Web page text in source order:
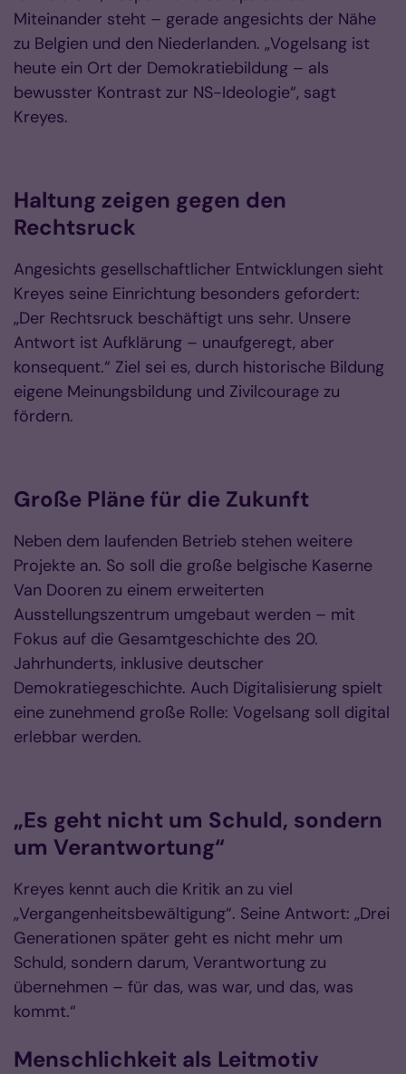
Miteinander steht – gerade angesichts der Nähe
zu Belgien und den Niederlanden. „Vogelsang ist
heute ein Ort der Demokratiebildung – als
bewusster Kontrast zur NS-Ideologie“, sagt
Kreyes.
Haltung zeigen gegen den
Rechtsruck
Angesichts gesellschaftlicher Entwicklungen sieht
Kreyes seine Einrichtung besonders gefordert:
„Der Rechtsruck beschäftigt uns sehr. Unsere
Antwort ist Aufklärung – unaufgeregt, aber
konsequent.“ Ziel sei es, durch historische Bildung
eigene Meinungsbildung und Zivilcourage zu
fördern.
Große Pläne für die Zukunft
Neben dem laufenden Betrieb stehen weitere
Projekte an. So soll die große belgische Kaserne
Van Dooren zu einem erweiterten
Ausstellungszentrum umgebaut werden – mit
Fokus auf die Gesamtgeschichte des 20.
Jahrhunderts, inklusive deutscher
Demokratiegeschichte. Auch Digitalisierung spielt
eine zunehmend große Rolle: Vogelsang soll digital
erlebbar werden.
„Es geht nicht um Schuld, sondern
um Verantwortung“
Kreyes kennt auch die Kritik an zu viel
„Vergangenheitsbewältigung“. Seine Antwort: „Drei
Generationen später geht es nicht mehr um
Schuld, sondern darum, Verantwortung zu
übernehmen – für das, was war, und das, was
kommt.“
Menschlichkeit als Leitmotiv